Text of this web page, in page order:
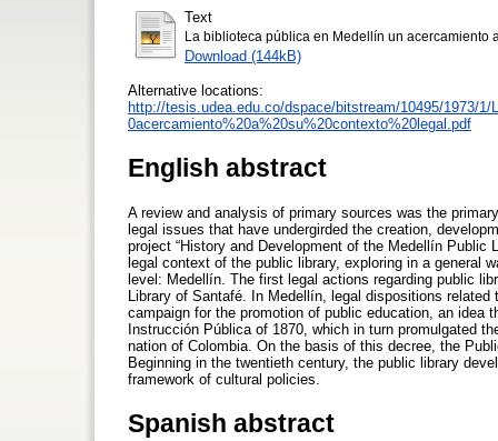
Text
La biblioteca pública en Medellín un acercamiento
Download (144kB)
Alternative locations:
http://tesis.udea.edu.co/dspace/bitstream/10495/1973/
0acercamiento%20a%20su%20contexto%20legal.pdf
English abstract
A review and analysis of primary sources was the
legal issues that have undergirded the creation,
project “History and Development of the Medellín Public
legal context of the public library, exploring in a general
level: Medellín. The first legal actions regarding public
Library of Santafé. In Medellín, legal dispositions
campaign for the promotion of public education, an idea
Instrucción Pública of 1870, which in turn promulgated
nation of Colombia. On the basis of this decree, the
Beginning in the twentieth century, the public library
framework of cultural policies.
Spanish abstract